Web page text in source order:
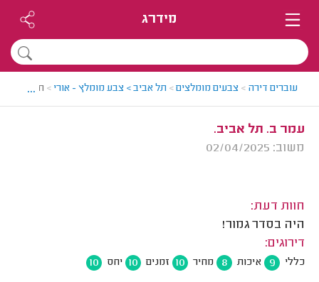
מידרג
עוברים דירה > צבעים מומלצים> תל אביב > צבע מומלץ - אורי > חוות דעת
...
עמר ב. תל אביב.
משוב: 02/04/2025
חוות דעת:
היה בסדר גמור!
דירוגים:
כללי 9 איכות 8 מחיר 10 זמנים 10 יחס 10